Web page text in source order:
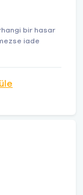
bir hasar
iade